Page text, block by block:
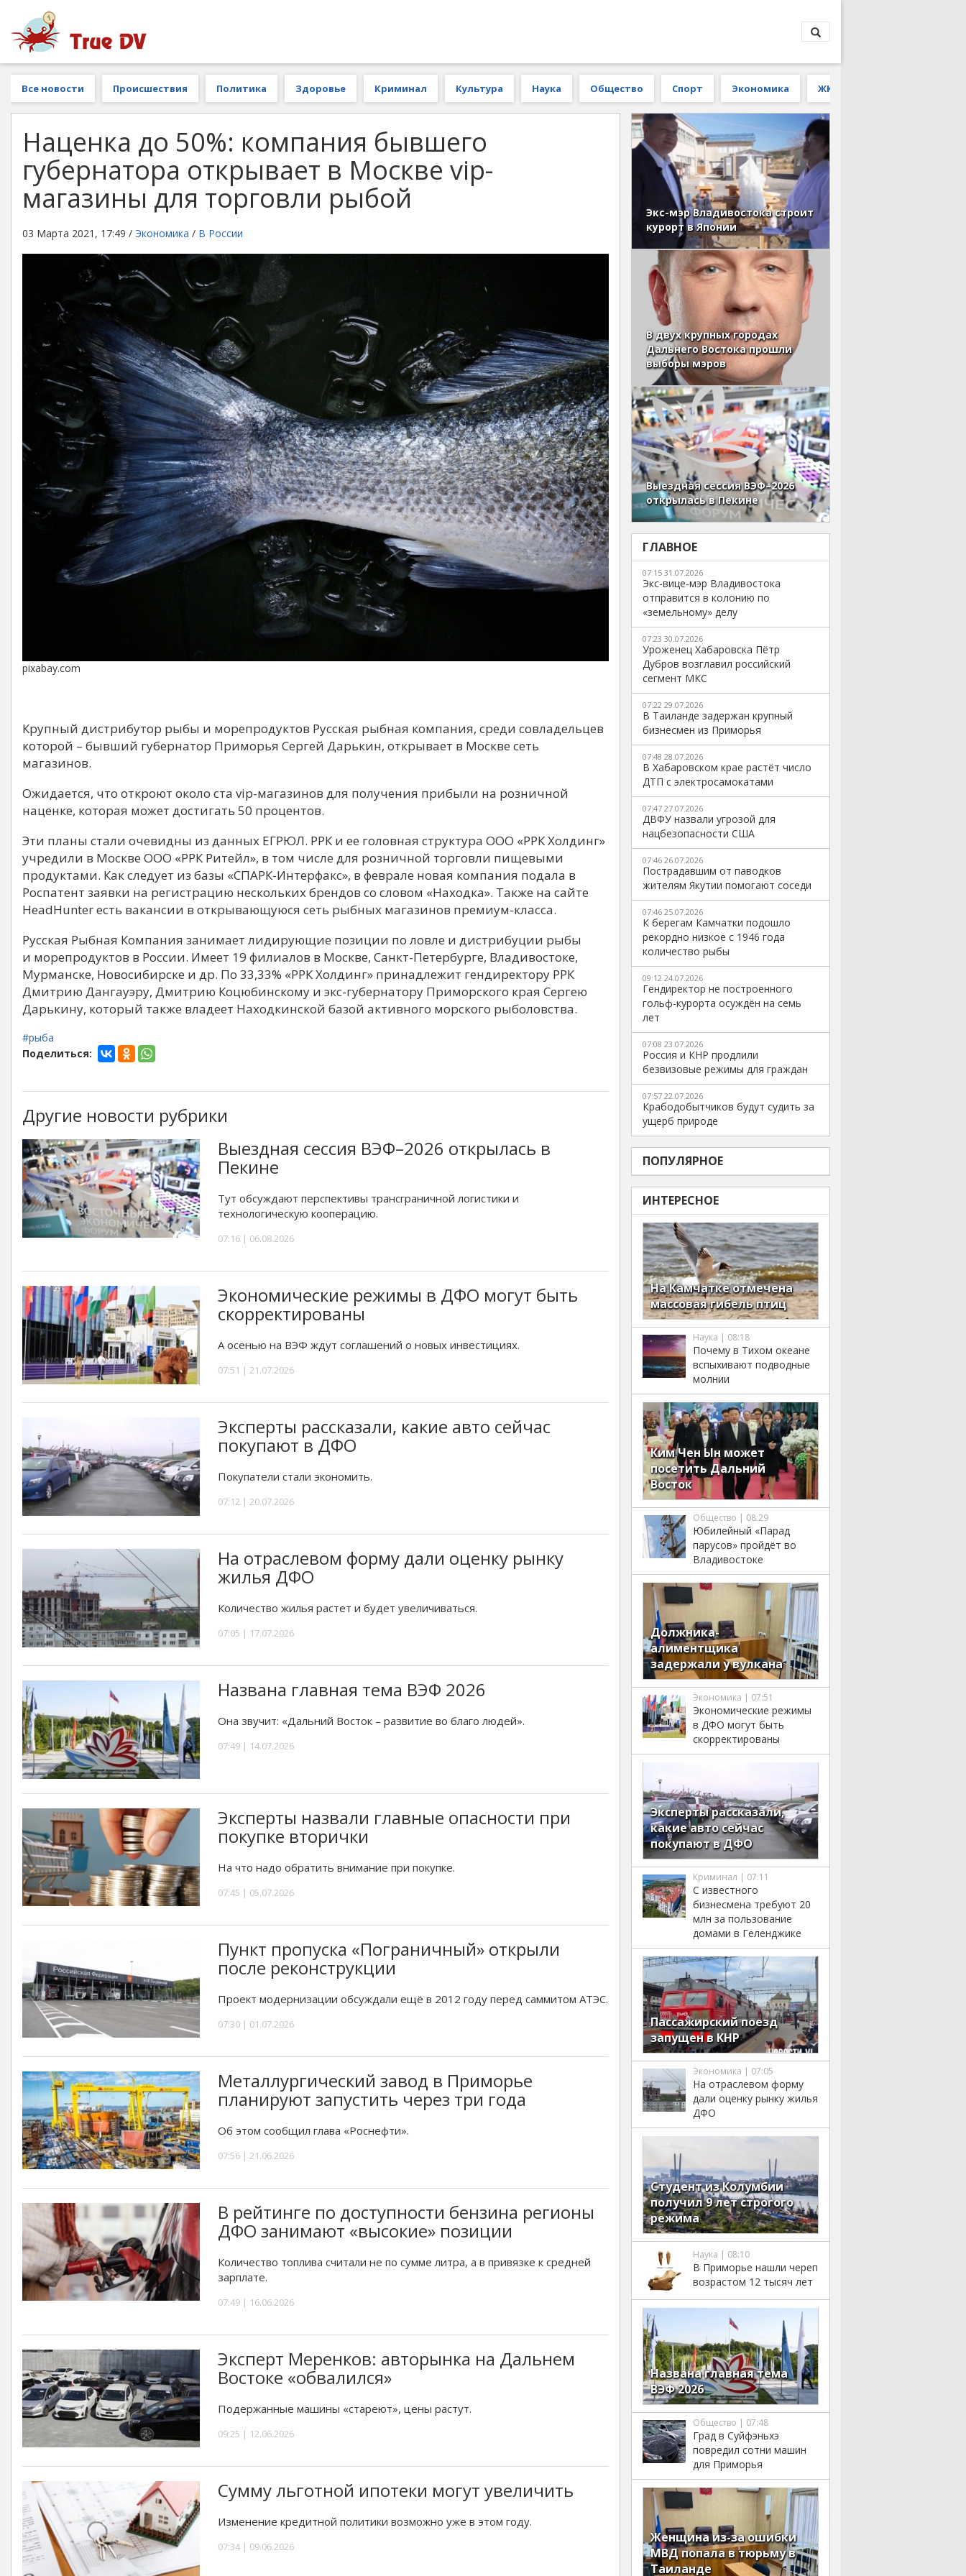
Все новости Происшествия Политика Здоровье Криминал Культура Наука Общество Спорт Экономика ЖКХ
Наценка до 50%: компания бывшего
губернатора открывает в Москве vip-
магазины для торговли рыбой
03 Марта 2021, 17:49 / Экономика / В России
pixabay.com
Крупный дистрибутор рыбы и морепродуктов Русская рыбная компания, среди совладельцев
которой – бывший губернатор Приморья Сергей Дарькин, открывает в Москве сеть
магазинов.
Ожидается, что откроют около ста vip-магазинов для получения прибыли на розничной
наценке, которая может достигать 50 процентов.
Эти планы стали очевидны из данных ЕГРЮЛ. РРК и ее головная структура ООО «РРК Холдинг»
учредили в Москве ООО «РРК Ритейл», в том числе для розничной торговли пищевыми
продуктами. Как следует из базы «СПАРК-Интерфакс», в феврале новая компания подала в
Роспатент заявки на регистрацию нескольких брендов со словом «Находка». Также на сайте
HeadHunter есть вакансии в открывающуюся сеть рыбных магазинов премиум-класса.
Русская Рыбная Компания занимает лидирующие позиции по ловле и дистрибуции рыбы
и морепродуктов в России. Имеет 19 филиалов в Москве, Санкт-Петербурге, Владивостоке,
Мурманске, Новосибирске и др. По 33,33% «РРК Холдинг» принадлежит гендиректору РРК
Дмитрию Дангауэру, Дмитрию Коцюбинскому и экс-губернатору Приморского края Сергею
Дарькину, который также владеет Находкинской базой активного морского рыболовства.
#рыба
Поделиться:
Другие новости рубрики
Выездная сессия ВЭФ–2026 открылась в
Пекине
Тут обсуждают перспективы трансграничной логистики и
технологическую кооперацию.
07:16 | 06.08.2026
Экономические режимы в ДФО могут быть
скорректированы
А осенью на ВЭФ ждут соглашений о новых инвестициях.
07:51 | 21.07.2026
Эксперты рассказали, какие авто сейчас
покупают в ДФО
Покупатели стали экономить.
07:12 | 20.07.2026
На отраслевом форму дали оценку рынку
жилья ДФО
Количество жилья растет и будет увеличиваться.
07:05 | 17.07.2026
Названа главная тема ВЭФ 2026
Она звучит: «Дальний Восток – развитие во благо людей».
07:49 | 14.07.2026
Эксперты назвали главные опасности при
покупке вторички
На что надо обратить внимание при покупке.
07:45 | 05.07.2026
Пункт пропуска «Пограничный» открыли
после реконструкции
Проект модернизации обсуждали ещё в 2012 году перед саммитом АТЭС.
07:30 | 01.07.2026
Металлургический завод в Приморье
планируют запустить через три года
Об этом сообщил глава «Роснефти».
07:56 | 21.06.2026
В рейтинге по доступности бензина регионы
ДФО занимают «высокие» позиции
Количество топлива считали не по сумме литра, а в привязке к средней
зарплате.
07:49 | 16.06.2026
Эксперт Меренков: авторынка на Дальнем
Востоке «обвалился»
Подержанные машины «стареют», цены растут.
09:25 | 12.06.2026
Сумму льготной ипотеки могут увеличить
Изменение кредитной политики возможно уже в этом году.
07:34 | 09.06.2026
Экс-мэр Владивостока строит
курорт в Японии
В двух крупных городах
Дальнего Востока прошли
выборы мэров
Выездная сессия ВЭФ–2026
открылась в Пекине
ГЛАВНОЕ
07:15 31.07.2026
Экс-вице-мэр Владивостока
отправится в колонию по
«земельному» делу
07:23 30.07.2026
Уроженец Хабаровска Пётр
Дубров возглавил российский
сегмент МКС
07:22 29.07.2026
В Таиланде задержан крупный
бизнесмен из Приморья
07:48 28.07.2026
В Хабаровском крае растёт число
ДТП с электросамокатами
07:47 27.07.2026
ДВФУ назвали угрозой для
нацбезопасности США
07:46 26.07.2026
Пострадавшим от паводков
жителям Якутии помогают соседи
07:46 25.07.2026
К берегам Камчатки подошло
рекордно низкое с 1946 года
количество рыбы
09:12 24.07.2026
Гендиректор не построенного
гольф-курорта осуждён на семь
лет
07:08 23.07.2026
Россия и КНР продлили
безвизовые режимы для граждан
07:57 22.07.2026
Крабодобытчиков будут судить за
ущерб природе
ПОПУЛЯРНОЕ
ИНТЕРЕСНОЕ
На Камчатке отмечена
массовая гибель птиц
Наука | 08:18
Почему в Тихом океане
вспыхивают подводные
молнии
Ким Чен Ын может
посетить Дальний
Восток
Общество | 08:29
Юбилейный «Парад
парусов» пройдёт во
Владивостоке
Должника-
алиментщика
задержали у вулкана
Экономика | 07:51
Экономические режимы
в ДФО могут быть
скорректированы
Эксперты рассказали,
какие авто сейчас
покупают в ДФО
Криминал | 07:11
С известного
бизнесмена требуют 20
млн за пользование
домами в Геленджике
Пассажирский поезд
запущен в КНР
Экономика | 07:05
На отраслевом форму
дали оценку рынку жилья
ДФО
Студент из Колумбии
получил 9 лет строгого
режима
Наука | 08:10
В Приморье нашли череп
возрастом 12 тысяч лет
Названа главная тема
ВЭФ 2026
Общество | 07:48
Град в Суйфэньхэ
повредил сотни машин
для Приморья
Женщина из-за ошибки
МВД попала в тюрьму в
Таиланде